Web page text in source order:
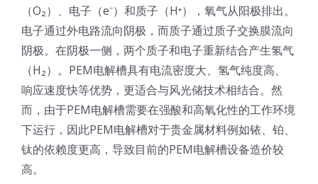
超声波喷涂原理
喷涂的影响因素
超声波喷雾成型系统
流量
（O₂）、电子（e⁻）和质子（H⁺），氧气从阳极排出。
电子通过外电路流向阴极，而质子通过质子交换膜流向
阴极。在阴极一侧，两个质子和电子重新结合产生氢气
（H₂）。PEM电解槽具有电流密度大、氢气纯度高、
响应速度快等优势，更适合与风光储技术相结合。然
而，由于PEM电解槽需要在强酸和高氧化性的工作环境
下运行，因此PEM电解槽对于贵金属材料例如铱、铂、
钛的依赖度更高，导致目前的PEM电解槽设备造价较
高。